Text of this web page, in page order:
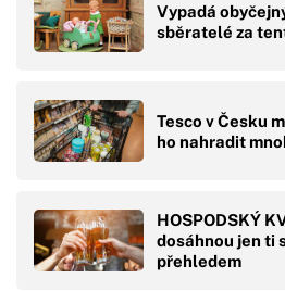
Vypadá
sběratelé za
Tesco v Česku
ho nahradit
HOSPODSKÝ
dosáhnou jen ti
přehledem